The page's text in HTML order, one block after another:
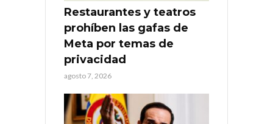
Restaurantes y teatros
prohíben las gafas de
Meta por temas de
privacidad
agosto 7, 2026